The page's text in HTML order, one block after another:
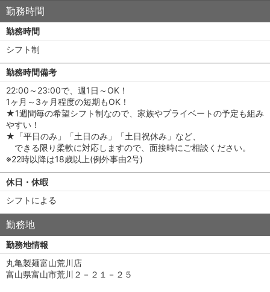
勤務時間
勤務時間
シフト制
勤務時間備考
22:00～23:00で、週1日～OK！
1ヶ月～3ヶ月程度の短期もOK！
★1週間毎の希望シフト制なので、家族やプライベートの予定も組み
やすい！
★「平日のみ」「土日のみ」「土日祝休み」など、
できる限り柔軟に対応しますので、面接時にご相談ください。
※22時以降は18歳以上(例外事由2号)
休日・休暇
シフトによる
勤務地
勤務地情報
丸亀製麺富山荒川店
富山県富山市荒川２－２１－２５